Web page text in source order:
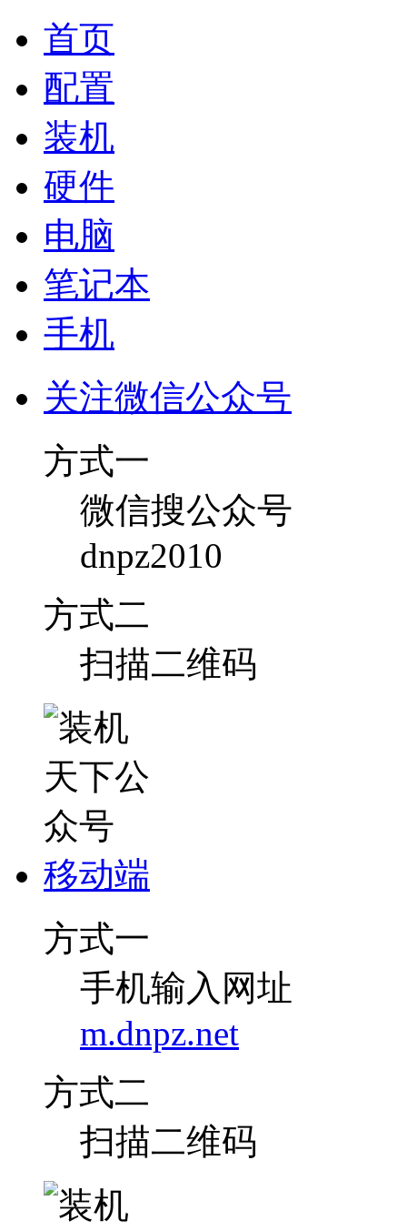
首页
配置
装机
硬件
电脑
笔记本
手机
关注微信公众号
方式一
微信搜公众号
dnpz2010
方式二
扫描二维码
移动端
方式一
手机输入网址
m.dnpz.net
方式二
扫描二维码